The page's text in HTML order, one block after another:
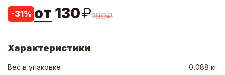
-31% от 130₽190₽
Характеристики
Вес в упаковке
0,088 кг